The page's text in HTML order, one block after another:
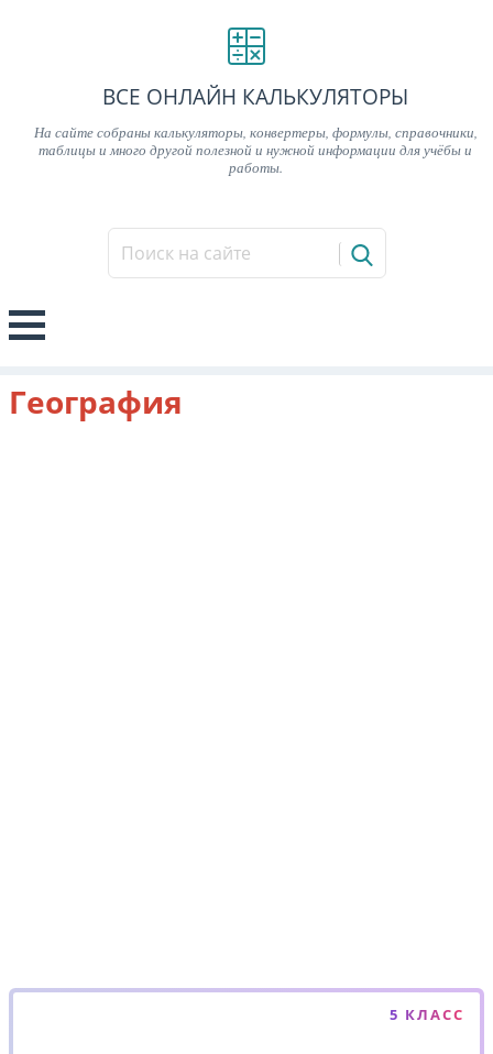
ВСЕ ОНЛАЙН КАЛЬКУЛЯТОРЫ
На сайте собраны калькуляторы, конвертеры, формулы, справочники,
таблицы и много другой полезной и нужной информации для учёбы и
работы.
География
5 КЛАСС